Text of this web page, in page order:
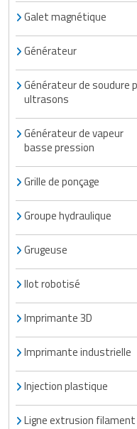
Galet magnétique
Générateur
Générateur de soudure
ultrasons
Générateur de vapeur
basse pression
Grille de ponçage
Groupe hydraulique
Grugeuse
Ilot robotisé
Imprimante 3D
Imprimante industrielle
Injection plastique
Ligne extrusion filament